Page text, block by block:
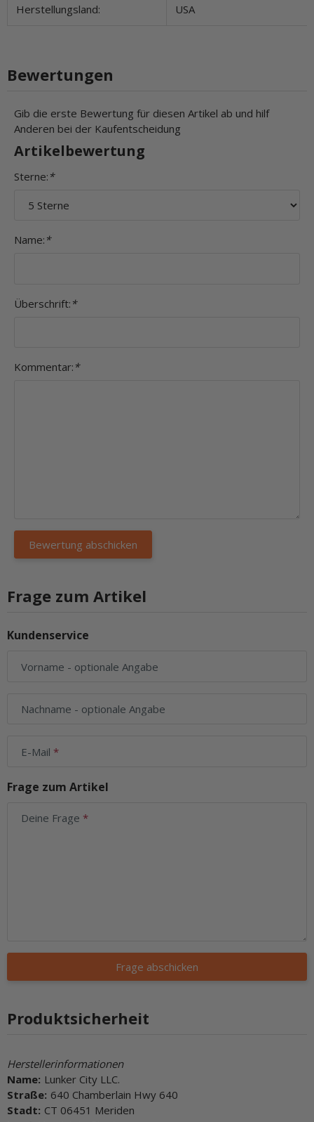
Herstellungsland: USA
Bewertungen
Gib die erste Bewertung für diesen Artikel ab und hilf
Anderen bei der Kaufentscheidung
Artikelbewertung
Sterne: *
Name: *
Überschrift: *
Kommentar: *
Frage zum Artikel
Kundenservice
Vorname - optionale Angabe
Nachname - optionale Angabe
E-Mail
Frage zum Artikel
Deine Frage
Frage abschicken
Produktsicherheit
Herstellerinformationen
Name: Lunker City LLC.
Straße: 640 Chamberlain Hwy 640
Stadt: CT 06451 Meriden